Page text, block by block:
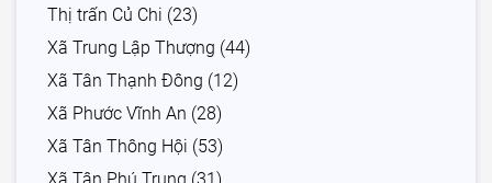
Thị trấn Củ Chi (23)
Xã Trung Lập Thượng (44)
Xã Tân Thạnh Đông (12)
Xã Phước Vĩnh An (28)
Xã Tân Thông Hội (53)
Xã Tân Phú Trung (31)